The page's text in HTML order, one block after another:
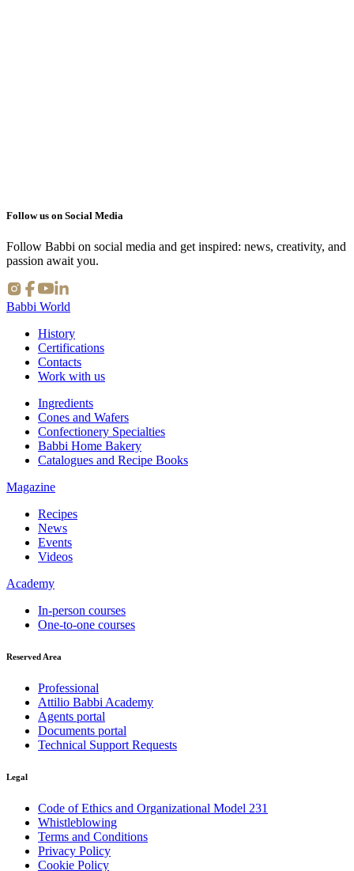
Follow us on Social Media
Follow Babbi on social media and get inspired: news, creativity, and
passion await you.
Babbi World
History
Certifications
Contacts
Work with us
Ingredients
Cones and Wafers
Confectionery Specialties
Babbi Home Bakery
Catalogues and Recipe Books
Magazine
Recipes
News
Events
Videos
Academy
In-person courses
One-to-one courses
Reserved Area
Professional
Attilio Babbi Academy
Agents portal
Documents portal
Technical Support Requests
Legal
Code of Ethics and Organizational Model 231
Whistleblowing
Terms and Conditions
Privacy Policy
Cookie Policy